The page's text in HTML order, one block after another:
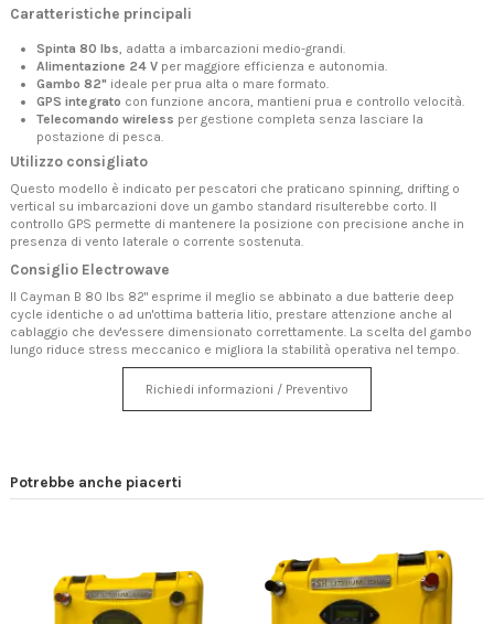
Caratteristiche principali
Spinta 80 lbs, adatta a imbarcazioni medio-grandi.
Alimentazione 24 V per maggiore efficienza e autonomia.
Gambo 82" ideale per prua alta o mare formato.
GPS integrato con funzione ancora, mantieni prua e controllo velocità.
Telecomando wireless per gestione completa senza lasciare la
postazione di pesca.
Utilizzo consigliato
Questo modello è indicato per pescatori che praticano spinning, drifting o
vertical su imbarcazioni dove un gambo standard risulterebbe corto. Il
controllo GPS permette di mantenere la posizione con precisione anche in
presenza di vento laterale o corrente sostenuta.
Consiglio Electrowave
Il Cayman B 80 lbs 82" esprime il meglio se abbinato a due batterie deep
cycle identiche o ad un'ottima batteria litio, prestare attenzione anche al
cablaggio che dev'essere dimensionato correttamente. La scelta del gambo
lungo riduce stress meccanico e migliora la stabilità operativa nel tempo.
Richiedi informazioni / Preventivo
Potrebbe anche piacerti